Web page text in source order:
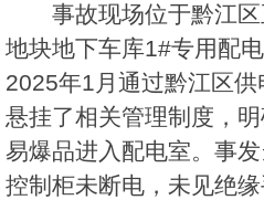
事故现场位于黔江
地块地下车库1#专用配
2025年1月通过黔江区
悬挂了相关管理制度，
易爆品进入配电室。事
控制柜未断电，未见绝缘